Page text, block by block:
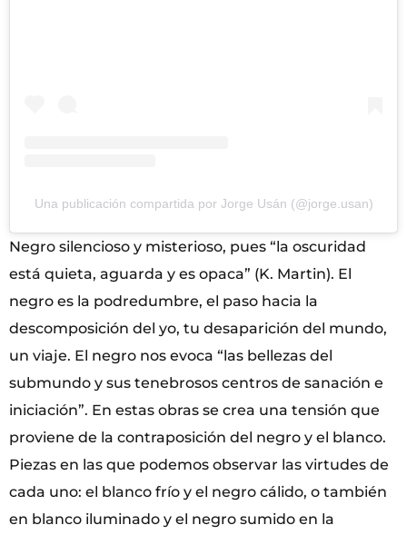
Una publicación compartida por Jorge Usán (@jorge.usan)
Negro silencioso y misterioso, pues “la oscuridad
está quieta, aguarda y es opaca” (K. Martin). El
negro es la podredumbre, el paso hacia la
descomposición del yo, tu desaparición del mundo,
un viaje. El negro nos evoca “las bellezas del
submundo y sus tenebrosos centros de sanación e
iniciación”. En estas obras se crea una tensión que
proviene de la contraposición del negro y el blanco.
Piezas en las que podemos observar las virtudes de
cada uno: el blanco frío y el negro cálido, o también
en blanco iluminado y el negro sumido en la